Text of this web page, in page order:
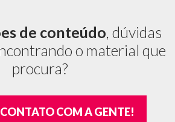
de conteúdo , dúvidas
o material que
procura?
COM A GENTE!